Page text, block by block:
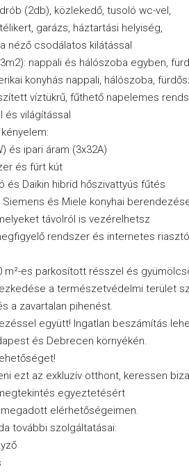
(2db), közlekedő, tusoló wc-vel,
garázs, háztartási helyiség,
néző csodálatos kilátással
nappali és hálószoba egyben,
konyhás nappali, hálószoba,
víztükrű, fűthető napelemes
világítással
és ipari áram (3x32A)
és fúrt kút
és Daikin hibrid hőszivattyús fűtés
Siemens és Miele konyhai
távolról is vezérelhetsz
rendszer és internetes
m²-es parkosított résszel és
a természetvédelmi terület
a zavartalan pihenést.
együtt! Ingatlan beszámítás
és Debrecen környékén.
ezt az exkluzív otthont, keressen
egyeztetésért
elérhetőségeimen.
további szolgáltatásai: